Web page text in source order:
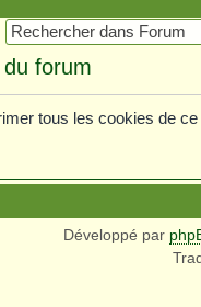
forum
tous les cookies de
Développé par